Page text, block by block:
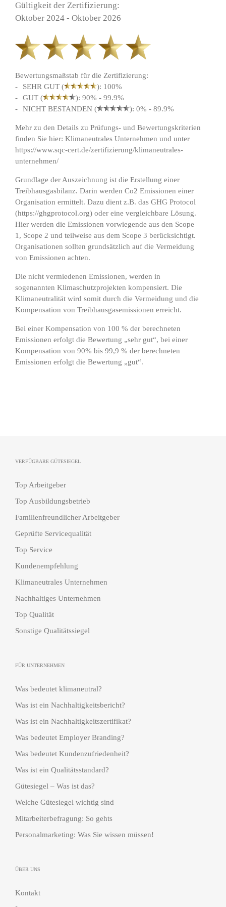
Gültigkeit der Zertifizierung:
Oktober 2024 - Oktober 2026
Bewertungsmaßstab für die Zertifizierung:
SEHR GUT (
): 100%
GUT (
): 90% - 99.9%
NICHT BESTANDEN (
): 0% - 89.9%
Mehr zu den Details zu Prüfungs- und Bewertungskriterien
finden Sie hier: Klimaneutrales Unternehmen und unter
https://www.sqc-cert.de/zertifizierung/klimaneutrales-
unternehmen/
Grundlage der Auszeichnung ist die Erstellung einer
Treibhausgasbilanz. Darin werden Co2 Emissionen einer
Organisation ermittelt. Dazu dient z.B. das GHG Protocol
(https://ghgprotocol.org) oder eine vergleichbare Lösung.
Hier werden die Emissionen vorwiegende aus den Scope
1, Scope 2 und teilweise aus dem Scope 3 berücksichtigt.
Organisationen sollten grundsätzlich auf die Vermeidung
von Emissionen achten.
Die nicht vermiedenen Emissionen, werden in
sogenannten Klimaschutzprojekten kompensiert. Die
Klimaneutralität wird somit durch die Vermeidung und die
Kompensation von Treibhausgasemissionen erreicht.
Bei einer Kompensation von 100 % der berechneten
Emissionen erfolgt die Bewertung „sehr gut“, bei einer
Kompensation von 90% bis 99,9 % der berechneten
Emissionen erfolgt die Bewertung „gut“.
VERFÜGBARE GÜTESIEGEL
Top Arbeitgeber
Top Ausbildungsbetrieb
Familienfreundlicher Arbeitgeber
Geprüfte Servicequalität
Top Service
Kundenempfehlung
Klimaneutrales Unternehmen
Nachhaltiges Unternehmen
Top Qualität
Sonstige Qualitätssiegel
FÜR UNTERNEHMEN
Was bedeutet klimaneutral?
Was ist ein Nachhaltigkeitsbericht?
Was ist ein Nachhaltigkeitszertifikat?
Was bedeutet Employer Branding?
Was bedeutet Kundenzufriedenheit?
Was ist ein Qualitätsstandard?
Gütesiegel – Was ist das?
Welche Gütesiegel wichtig sind
Mitarbeiterbefragung: So gehts
Personalmarketing: Was Sie wissen müssen!
ÜBER UNS
Kontakt